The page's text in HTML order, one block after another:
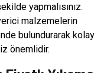
yapmalısınız.
malzemelerin
bulundurarak kolay
önemlidir.